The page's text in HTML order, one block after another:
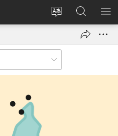
サ
ト
の
言
ロ
グ
ン
し
JW.ORG
の
検
メ
を